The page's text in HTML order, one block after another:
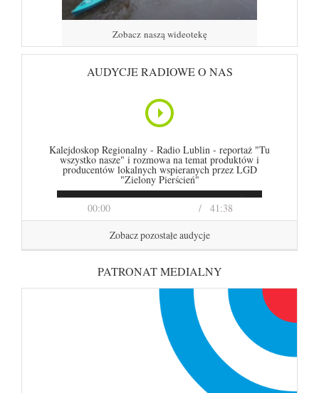
Zobacz naszą wideotekę
AUDYCJE RADIOWE O NAS
00:00 41:38
Kalejdoskop Regionalny - Radio Lublin - reportaż "Tu
wszystko nasze" i rozmowa na temat produktów i
producentów lokalnych wspieranych przez LGD
"Zielony Pierścień"
Zobacz pozostałe audycje
PATRONAT MEDIALNY